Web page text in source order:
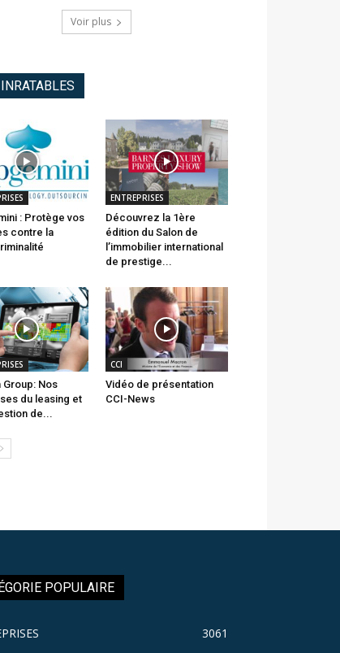
Voir plus
: Protège vos
contre la
ENTREPRISES
Découvrez la 1ère
édition du Salon de
l’immobilier international
de prestige...
Group: Nos
du leasing et
de...
CCI
Vidéo de présentation
CCI-News
POPULAIRE
3061